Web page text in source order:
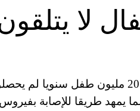
لا
أفاد تقرير للأمم المتحدة يوم الخميس بأن أكثر من
يمهد طريقا للإصابة